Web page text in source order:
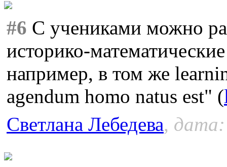
#6 С учениками можно
историко-
например, в том же
agendum homo natus est" (
Светлана Лебедева, дата: